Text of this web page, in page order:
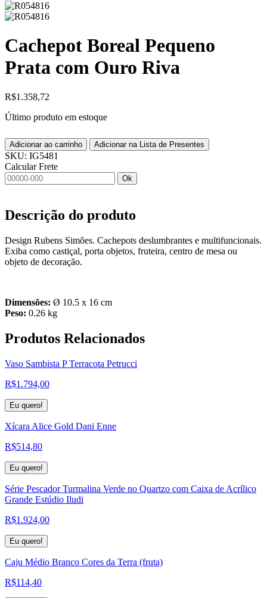
Cachepot Boreal Pequeno
Prata com Ouro Riva
R$1.358,72
Último produto em estoque
Adicionar ao carrinho Adicionar na Lista de Presentes
SKU: IG5481
Calcular Frete
Ok
Descrição do produto
Design Rubens Simões. Cachepots deslumbrantes e multifuncionais.
Exiba como castiçal, porta objetos, fruteira, centro de mesa ou
objeto de decoração.
Dimensões: Ø 10.5 x 16 cm
Peso: 0.26 kg
Produtos Relacionados
Vaso Sambista P Terracota Petrucci
R$1.794,00
Eu quero!
Xícara Alice Gold Dani Enne
R$514,80
Eu quero!
Série Pescador Turmalina Verde no Quartzo com Caixa de Acrílico
Grande Estúdio Iludi
R$1.924,00
Eu quero!
Caju Médio Branco Cores da Terra (fruta)
R$114,40